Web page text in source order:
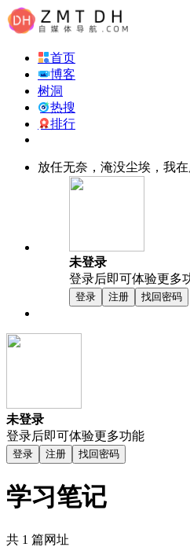
首页
博客
树洞
热搜
排行
放任无奈，淹没尘埃，我
未登录
登录后即可体验更多
登录 注册 找回密码
未登录
登录后即可体验更多功能
登录 注册 找回密码
学习笔记
共 1 篇网址